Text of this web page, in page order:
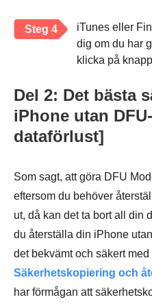
Steg 4
iTunes eller
dig om du har
klicka på
Del 2: Det bästa
iPhone utan
dataförlust]
Som sagt, att göra DFU
eftersom du behöver
ut, då kan det ta bort all din
du återställa din iPhone
det bekvämt och säkert med
Säkerhetskopiering och
har förmågan att